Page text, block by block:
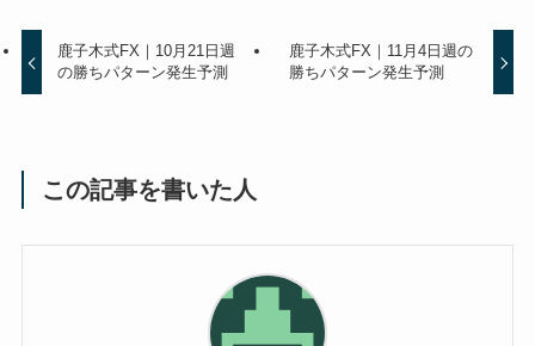
鹿子木式FX｜10月21日週
の勝ちパターン発生予測
鹿子木式FX｜11月4日週の
勝ちパターン発生予測
この記事を書いた人